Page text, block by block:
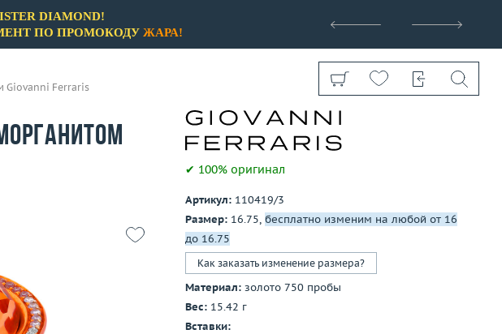
DIAMOND!
ПО ПРОМОКОДУ ЖАРА!
Показать все
Giovanni Ferraris
✔ 100% оригинал
Артикул: 110419/3
Размер: 16.75, бесплатно изменим на любой от 16
до 16.75
Как заказать изменение размера?
Материал: золото 750 пробы
Вес: 15.42 г
Вставки: